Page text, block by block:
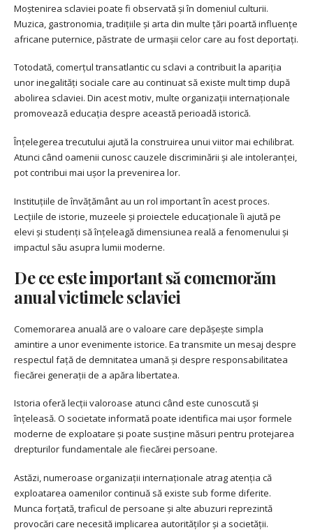
Moștenirea sclaviei poate fi observată și în domeniul culturii.
Muzica, gastronomia, tradițiile și arta din multe țări poartă influențe
africane puternice, păstrate de urmașii celor care au fost deportați.
Totodată, comerțul transatlantic cu sclavi a contribuit la apariția
unor inegalități sociale care au continuat să existe mult timp după
abolirea sclaviei. Din acest motiv, multe organizații internaționale
promovează educația despre această perioadă istorică.
Înțelegerea trecutului ajută la construirea unui viitor mai echilibrat.
Atunci când oamenii cunosc cauzele discriminării și ale intoleranței,
pot contribui mai ușor la prevenirea lor.
Instituțiile de învățământ au un rol important în acest proces.
Lecțiile de istorie, muzeele și proiectele educaționale îi ajută pe
elevi și studenți să înțeleagă dimensiunea reală a fenomenului și
impactul său asupra lumii moderne.
De ce este important să comemorăm
anual victimele sclaviei
Comemorarea anuală are o valoare care depășește simpla
amintire a unor evenimente istorice. Ea transmite un mesaj despre
respectul față de demnitatea umană și despre responsabilitatea
fiecărei generații de a apăra libertatea.
Istoria oferă lecții valoroase atunci când este cunoscută și
înțeleasă. O societate informată poate identifica mai ușor formele
moderne de exploatare și poate susține măsuri pentru protejarea
drepturilor fundamentale ale fiecărei persoane.
Astăzi, numeroase organizații internaționale atrag atenția că
exploatarea oamenilor continuă să existe sub forme diferite.
Munca forțată, traficul de persoane și alte abuzuri reprezintă
provocări care necesită implicarea autorităților și a societății.